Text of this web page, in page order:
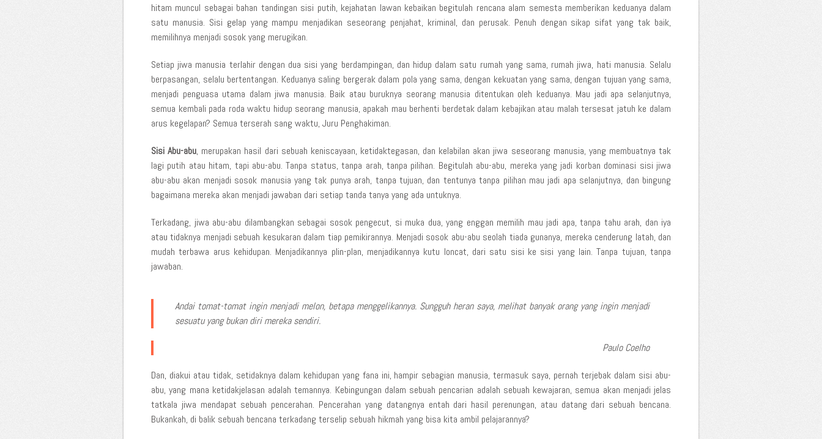
hitam muncul sebagai bahan tandingan sisi putih, kejahatan lawan kebaikan begitulah rencana alam semesta memberikan keduanya dalam
satu manusia. Sisi gelap yang mampu menjadikan seseorang penjahat, kriminal, dan perusak. Penuh dengan sikap sifat yang tak baik,
memilihnya menjadi sosok yang merugikan.
Setiap jiwa manusia terlahir dengan dua sisi yang berdampingan, dan hidup dalam satu rumah yang sama, rumah jiwa, hati manusia. Selalu
berpasangan, selalu bertentangan. Keduanya saling bergerak dalam pola yang sama, dengan kekuatan yang sama, dengan tujuan yang sama,
menjadi penguasa utama dalam jiwa manusia. Baik atau buruknya seorang manusia ditentukan oleh keduanya. Mau jadi apa selanjutnya,
semua kembali pada roda waktu hidup seorang manusia, apakah mau berhenti berdetak dalam kebajikan atau malah tersesat jatuh ke dalam
arus kegelapan? Semua terserah sang waktu, Juru Penghakiman.
Sisi Abu-abu, merupakan hasil dari sebuah keniscayaan, ketidaktegasan, dan kelabilan akan jiwa seseorang manusia, yang membuatnya tak
lagi putih atau hitam, tapi abu-abu. Tanpa status, tanpa arah, tanpa pilihan. Begitulah abu-abu, mereka yang jadi korban dominasi sisi jiwa
abu-abu akan menjadi sosok manusia yang tak punya arah, tanpa tujuan, dan tentunya tanpa pilihan mau jadi apa selanjutnya, dan bingung
bagaimana mereka akan menjadi jawaban dari setiap tanda tanya yang ada untuknya.
Terkadang, jiwa abu-abu dilambangkan sebagai sosok pengecut, si muka dua, yang enggan memilih mau jadi apa, tanpa tahu arah, dan iya
atau tidaknya menjadi sebuah kesukaran dalam tiap pemikirannya. Menjadi sosok abu-abu seolah tiada gunanya, mereka cenderung latah, dan
mudah terbawa arus kehidupan. Menjadikannya plin-plan, menjadikannya kutu loncat, dari satu sisi ke sisi yang lain. Tanpa tujuan, tanpa
jawaban.
Andai tomat-tomat ingin menjadi melon, betapa menggelikannya. Sungguh heran saya, melihat banyak orang yang ingin menjadi
sesuatu yang bukan diri mereka sendiri.
Paulo Coelho
Dan, diakui atau tidak, setidaknya dalam kehidupan yang fana ini, hampir sebagian manusia, termasuk saya, pernah terjebak dalam sisi abu-
abu, yang mana ketidakjelasan adalah temannya. Kebingungan dalam sebuah pencarian adalah sebuah kewajaran, semua akan menjadi jelas
tatkala jiwa mendapat sebuah pencerahan. Pencerahan yang datangnya entah dari hasil perenungan, atau datang dari sebuah bencana.
Bukankah, di balik sebuah bencana terkadang terselip sebuah hikmah yang bisa kita ambil pelajarannya?